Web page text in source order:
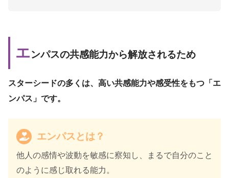
エンパスの共感能力から解放されるため
スターシードの多くは、高い共感能力や感受性をもつ「エ
ンパス」です。
エンパスとは？
他人の感情や波動を敏感に察知し、まるで自分のこと
のように感じ取れる能力。